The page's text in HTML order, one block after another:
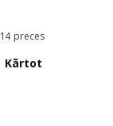
Kārtot un
14 preces
Kārtot